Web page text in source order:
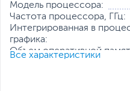
Модель процессора:
Частота процессора, ГГц:
Интегрированная в
графика:
Объем оперативной
Все характеристики